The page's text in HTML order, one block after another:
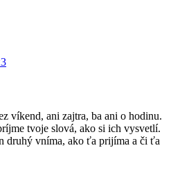
víkend, ani zajtra, ba ani o hodinu.
tvoje slová, ako si ich vysvetlí.
druhý vníma, ako ťa prijíma a či ťa